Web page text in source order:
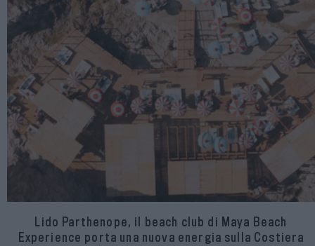
Lido Parthenope, il beach club di Maya Beach
Experience porta una nuova energia sulla Costiera